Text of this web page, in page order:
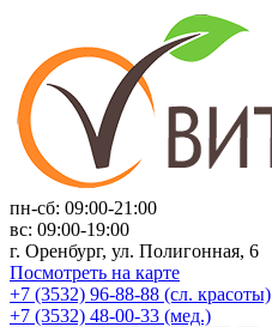
пн-сб: 09:00-21:00
вс: 09:00-19:00
г. Оренбург, ул. Полигонная, 6
Посмотреть на карте
+7 (3532) 96-88-88 (сл. красоты)
+7 (3532) 48-00-33 (мед.)